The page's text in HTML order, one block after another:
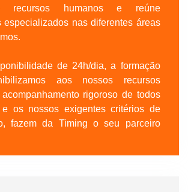
recursos humanos e reúne
especializados nas diferentes áreas
de 24h/dia, a formação
aos nossos recursos
rigoroso de todos
os nossos exigentes critérios de
fazem da Timing o seu parceiro